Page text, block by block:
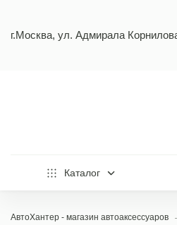
г.Москва, ул. Адмирала
Каталог
АвтоХантер - магазин автоаксессуаров